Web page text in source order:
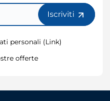
Iscriviti
personali (Link)
offerte